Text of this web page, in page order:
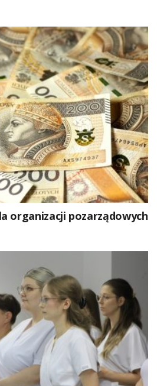
organizacji pozarządowych